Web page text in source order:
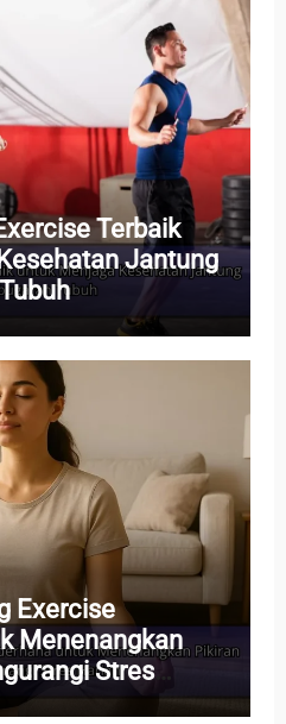
Terbaik
Jantung
Exercise
Menenangkan
Stres